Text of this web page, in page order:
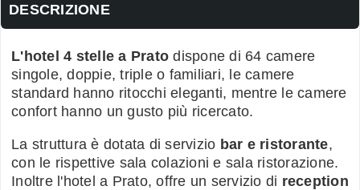
DESCRIZIONE
L'hotel 4 stelle a Prato dispone di 64 camere
singole, doppie, triple o familiari, le camere
standard hanno ritocchi eleganti, mentre le camere
confort hanno un gusto più ricercato.
La struttura è dotata di servizio bar e ristorante,
con le rispettive sala colazioni e sala ristorazione.
Inoltre l'hotel a Prato, offre un servizio di reception